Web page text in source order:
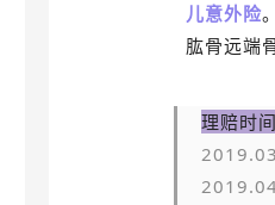
儿意外险
肱骨远端
理赔时间